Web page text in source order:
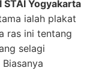
STAI Yogyakarta
ialah plakat
ras ini tentang
selagi